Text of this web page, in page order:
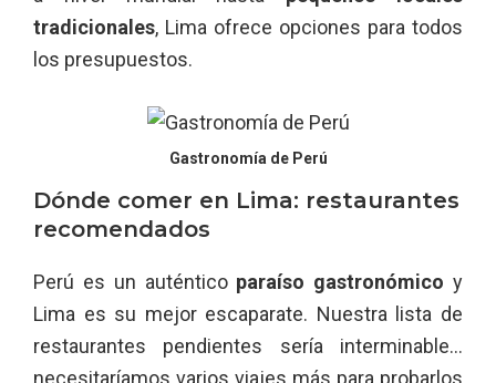
tradicionales, Lima ofrece opciones para todos
los presupuestos.
Gastronomía de Perú
Dónde comer en Lima: restaurantes
recomendados
Perú es un auténticoparaíso gastronómico y
Lima es su mejor escaparate. Nuestra lista de
restaurantes pendientes sería interminable…
necesitaríamos varios viajes más para probarlos